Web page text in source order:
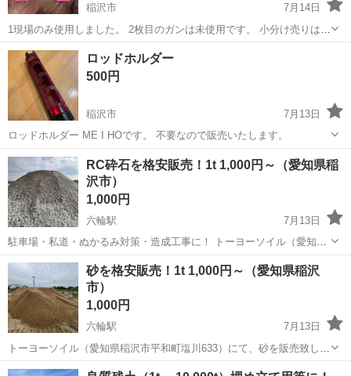
稲沢市
7月14日
1現場のみ使用しました。 2枚目のガンは未使用です。 小分け売りは考
えていませんのでまとめてでお願い致します。 写真の全てを渡します
のでBoxごとです。 引っ越しの為早めに取引できる方に致します！ 日
数経過したら他所で売却予...
愛知 稲沢市 その他
ロッドホルダー
500円
稲沢市
7月13日
ロッドホルダー ME I HOです。 不要なので販売いたします。
愛知 稲沢市 その他
RC砕石を格安販売！1t 1,000円～（愛知県稲
沢市）
1,000円
六輪駅
7月13日
駐車場・私道・ぬかるみ対策・造成工事に！ トーヨーソイル（愛知県
稲沢市平和町塩川633）にて、RC砕石を販売致します。 価格 1t
1,000円（税込）～ ※大量購入歓迎！ ※少量をご希望の方もお気軽
に...
愛知 稲沢市 六輪駅 その他 砕石
砂を格安販売！1t 1,000円～（愛知県稲沢
市）
1,000円
六輪駅
7月13日
トーヨーソイル（愛知県稲沢市平和町塩川633）にて、砂を販売致しま
す。 ガーデニング・DIY・埋め戻し・土木工事などに！ 価格：1,000
愛知 稲沢市 六輪駅 トラック